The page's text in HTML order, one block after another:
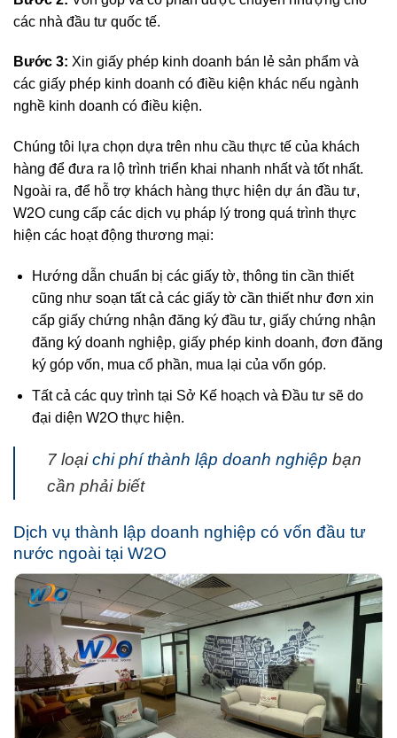
các nhà đầu tư quốc tế.
Bước 3: Xin giấy phép kinh doanh bán lẻ sản phẩm và
các giấy phép kinh doanh có điều kiện khác nếu ngành
nghề kinh doanh có điều kiện.
Chúng tôi lựa chọn dựa trên nhu cầu thực tế của khách
hàng để đưa ra lộ trình triển khai nhanh nhất và tốt nhất.
Ngoài ra, để hỗ trợ khách hàng thực hiện dự án đầu tư,
W2O cung cấp các dịch vụ pháp lý trong quá trình thực
hiện các hoạt động thương mại:
Hướng dẫn chuẩn bị các giấy tờ, thông tin cần thiết
cũng như soạn tất cả các giấy tờ cần thiết như đơn xin
cấp giấy chứng nhận đăng ký đầu tư, giấy chứng nhận
đăng ký doanh nghiệp, giấy phép kinh doanh, đơn đăng
ký góp vốn, mua cổ phần, mua lại của vốn góp.
Tất cả các quy trình tại Sở Kế hoạch và Đầu tư sẽ do
đại diện W2O thực hiện.
7 loạichi phí thành lập doanh nghiệp bạn
cần phải biết
Dịch vụ thành lập doanh nghiệp có vốn đầu tư
nước ngoài tại W2O